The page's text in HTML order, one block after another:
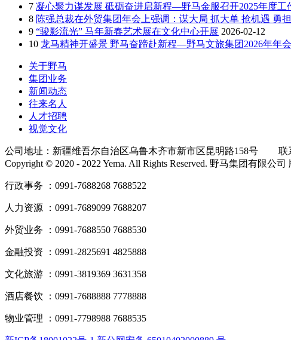
7 凝心聚力谋发展 砥砺奋进启新程—野马金服召开2025年度工
8 陈强总裁在外贸集团年会上强调：谋大局 抓大单 抢机遇 勇
9 “骏影流光” 马年新春艺术展在文化中心开展 2026-02-12
10 龙马精神开盛景 野马奋蹄赴新程—野马文旅集团2026年年
关于野马
集团业务
新闻动态
往来名人
人才招聘
视觉文化
公司地址：新疆维吾尔自治区乌鲁木齐市新市区昆明路158号
联
Copyright © 2020 - 2022 Yema. All Rights Reserved. 野马集团有限公司
行政事务 ：0991-7688268 7688522
人力资源 ：0991-7689099 7688207
外贸业务 ：0991-7688550 7688530
金融投资 ：0991-2825691 4825888
文化旅游 ：0991-3819369 3631358
酒店餐饮 ：0991-7688888 7778888
物业管理 ：0991-7798988 7688535